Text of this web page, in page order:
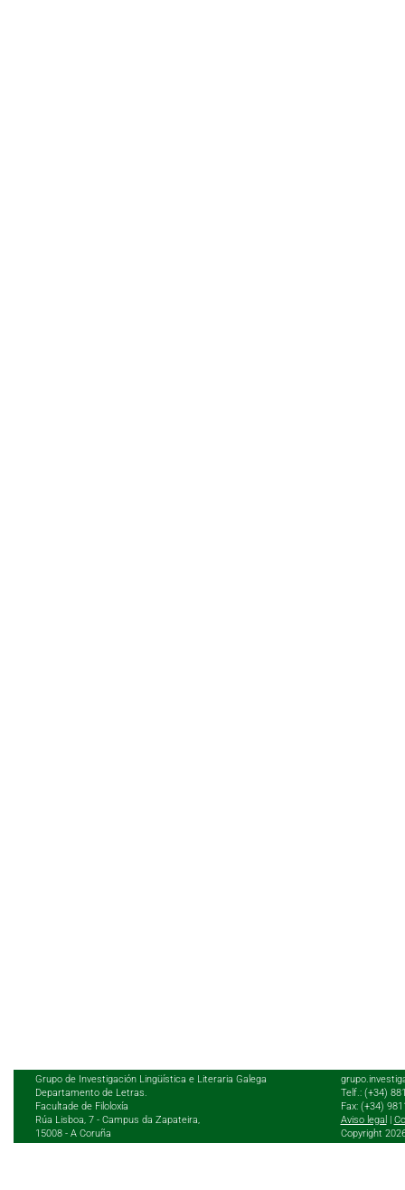
Grupo de Investigación Lingüística e Literaria Galega
Departamento de Letras.
Facultade de Filoloxía
Rúa Lisboa, 7 - Campus da Zapateira,
15008 - A Coruña
Telf.: (+34)
Fax: (+34)
Aviso legal
Copyright